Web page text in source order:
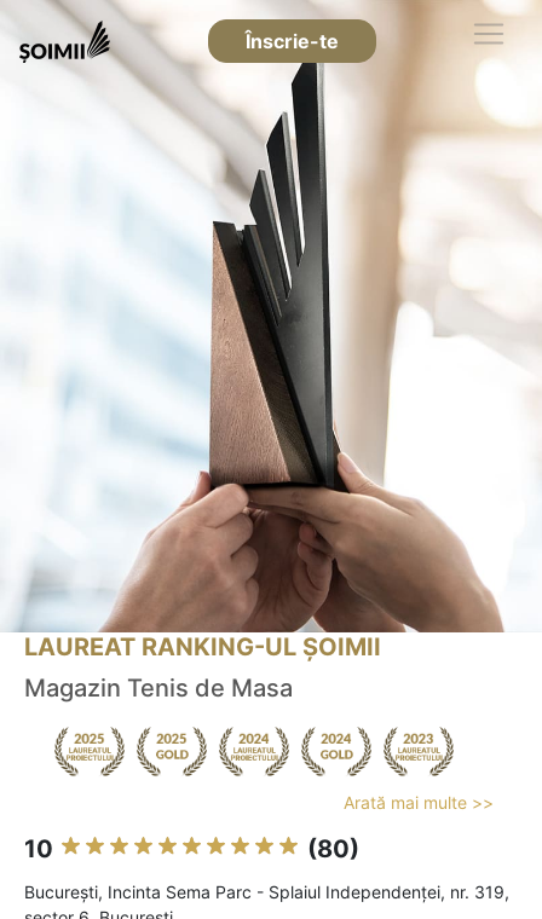
Înscrie-te
LAUREAT RANKING-UL ȘOIMII
Magazin Tenis de Masa
Arată mai multe >>
10 (80)
Bucureşti, Incinta Sema Parc - Splaiul Independenţei, nr. 319,